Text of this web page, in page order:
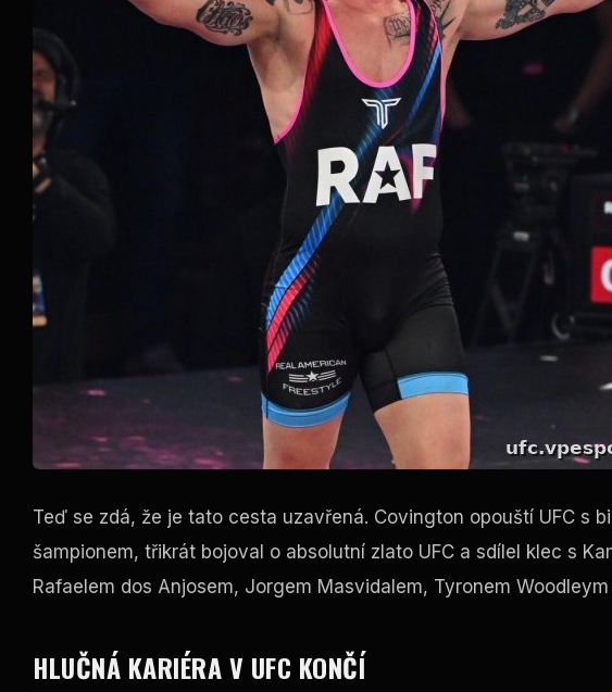
Teď se zdá, že je tato cesta uzavřená. Covington opouští UFC s
šampionem, třikrát bojoval o absolutní zlato UFC a sdílel klec s
Rafaelem dos Anjosem, Jorgem Masvidalem, Tyronem
HLUČNÁ KARIÉRA V UFC KONČÍ